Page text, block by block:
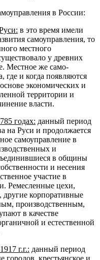
в России:
в это время имели
самоуправления, то
местного
у древних
Местное же само­
где и когда появ­ляются
эко­номических и
территории и
власти.
годах: данный период
на Руси и продолжается
самоуправление в
и
в общины
и несе­ния
учас­тие в
Ремесленные цехи,
другие корпоративные
производственным,
в качестве
и естественной
г.г.: данный период
городов, крестьянское и